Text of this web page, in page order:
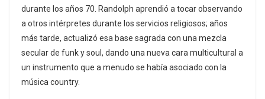
durante los años 70. Randolph aprendió a tocar observando
a otros intérpretes durante los servicios religiosos; años
más tarde, actualizó esa base sagrada con una mezcla
secular de funk y soul, dando una nueva cara multicultural a
un instrumento que a menudo se había asociado con la
música country.